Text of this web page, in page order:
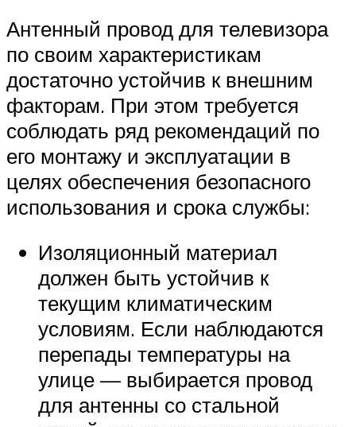
Антенный провод для телевизора
по своим характеристикам
достаточно устойчив к внешним
факторам. При этом требуется
соблюдать ряд рекомендаций по
его монтажу и эксплуатации в
целях обеспечения безопасного
использования и срока службы:
Изоляционный материал
должен быть устойчив к
текущим климатическим
условиям. Если наблюдаются
перепады температуры на
улице — выбирается провод
для антенны со стальной